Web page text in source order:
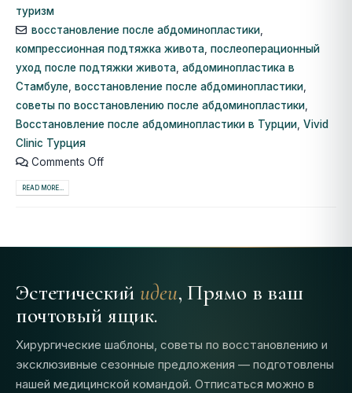
туризм
восстановление после абдоминопластики,
компрессионная подтяжка живота послеоперационный
уход после подтяжки живота абдоминопластика в
Стамбуле восстановление после абдоминопластики
советы по восстановлению после абдоминопластики
Восстановление после абдоминопластики в Турции Vivid
Clinic Турция
Comments Off
READ MORE...
Эстетический идеи, Прямо в ваш
почтовый ящик.
Хирургические шаблоны, советы по восстановлению и
эксклюзивные сезонные предложения — подготовлены
нашей медицинской командой. Отписаться можно в